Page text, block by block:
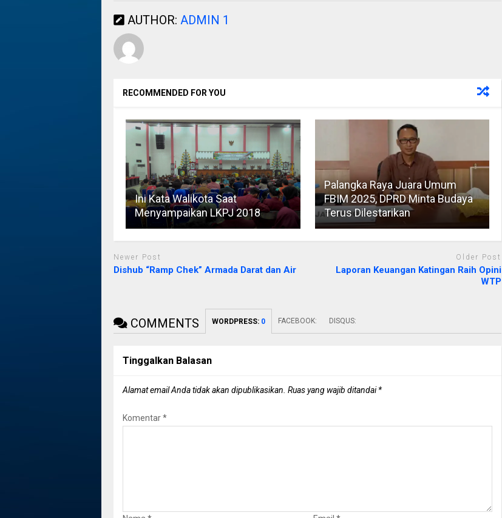
AUTHOR: ADMIN 1
RECOMMENDED FOR YOU
Ini Kata Walikota Saat
Menyampaikan LKPJ 2018
Palangka Raya Juara Umum
FBIM 2025, DPRD Minta Budaya
Terus Dilestarikan
Newer Post
Dishub “Ramp Chek” Armada Darat dan Air
Older Post
Laporan Keuangan Katingan Raih Opini
WTP
COMMENTS WORDPRESS: 0 FACEBOOK: DISQUS:
Tinggalkan Balasan
Alamat email Anda tidak akan dipublikasikan. Ruas yang wajib ditandai*
Komentar*